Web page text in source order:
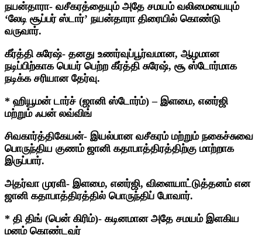
நயன்தாரா- வசீகரத்தையும் அதே சமயம் வலிமையையும்
‘லேடி சூப்பர் ஸ்டார்’ நயன்தாரா திரையில் கொண்டு
வருவார்.
கீர்த்தி சுரேஷ்- தனது உணர்வுப்பூர்வமான, ஆழமான
நடிப்பிற்காக பெயர் பெற்ற கீர்த்தி சுரேஷ், சூ ஸ்டோர்மாக
நடிக்க சரியான தேர்வு.
* ஹியூமன் டார்ச் (ஜானி ஸ்டோர்ம்) – இளமை, எனர்ஜி
மற்றும் ஃபன் லவ்விங்
சிவகார்த்திகேயன்- இயல்பான வசீகரம் மற்றும் நகைச்சுவை
பொருந்திய குணம் ஜானி கதாபாத்திரத்திற்கு மாற்றாக
இருப்பார்.
அதர்வா முரளி- இளமை, எனர்ஜி, விளையாட்டுத்தனம் என
ஜானி கதாபாத்திரத்தில் பொருந்திப் போவார்.
* தி திங் (பென் கிரிம்)- கடினமான அதே சமயம் இளகிய
மனம் கொண்டவர்